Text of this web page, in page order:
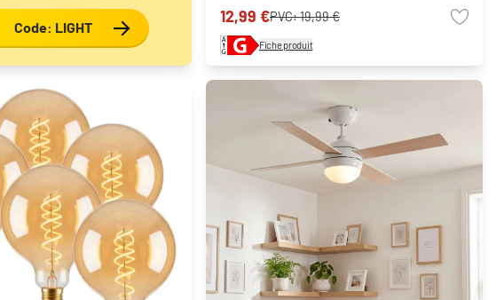
Code: LIGHT
12,99 €PVC:19,99 €
Fiche produit